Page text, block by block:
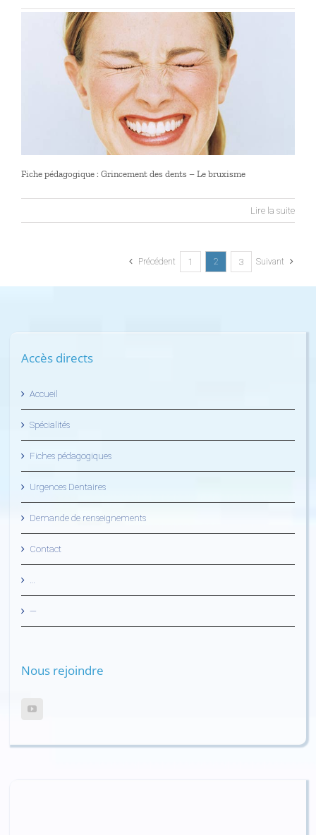
Fiche pédagogique : Grincement des dents – Le bruxisme
Lire la suite
Précédent 1 2 3 Suivant
Accès directs
Accueil
Spécialités
Fiches pédagogiques
Urgences Dentaires
Demande de renseignements
Contact
…
—
Nous rejoindre